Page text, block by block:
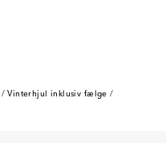
/ Vinterhjul inklusiv fælge /